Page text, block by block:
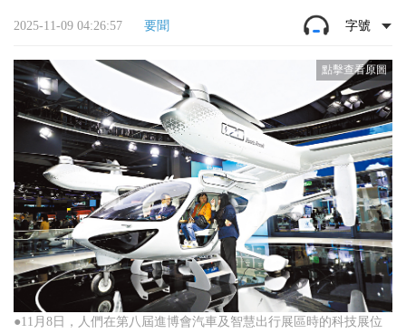
2025-11-09 04:26:57 要聞 字號
●11月8日，人們在第八屆進博會汽車及智慧出行展區時的科技展位